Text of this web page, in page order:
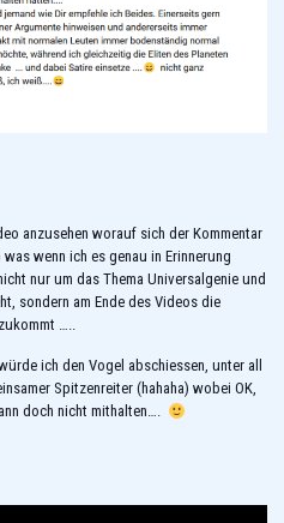
anzusehen worauf sich der Kommentar
wenn ich es genau in Erinnerung
nur um das Thema Universalgenie und
sondern am Ende des Videos die
…..
ich den Vogel abschiessen, unter all
Spitzenreiter (hahaha) wobei OK,
doch nicht mithalten….